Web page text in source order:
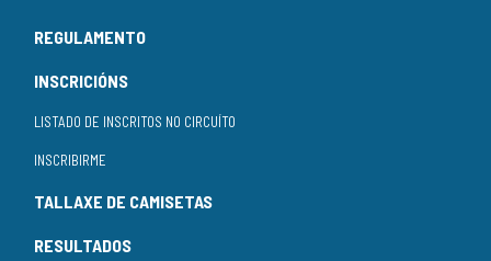
REGULAMENTO
INSCRICIÓNS
LISTADO DE INSCRITOS NO CIRCUÍTO
INSCRIBIRME
TALLAXE DE CAMISETAS
RESULTADOS